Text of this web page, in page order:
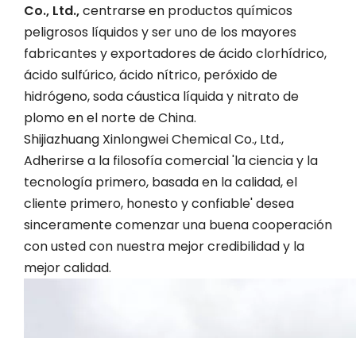
Co., Ltd.,centrarse en productos químicos
peligrosos líquidos y ser uno de los mayores
fabricantes y exportadores de ácido clorhídrico,
ácido sulfúrico, ácido nítrico, peróxido de
hidrógeno, soda cáustica líquida y nitrato de
plomo en el norte de China.
Shijiazhuang Xinlongwei Chemical Co., Ltd.,
Adherirse a la filosofía comercial 'la ciencia y la
tecnología primero, basada en la calidad, el
cliente primero, honesto y confiable' desea
sinceramente comenzar una buena cooperación
con usted con nuestra mejor credibilidad y la
mejor calidad.